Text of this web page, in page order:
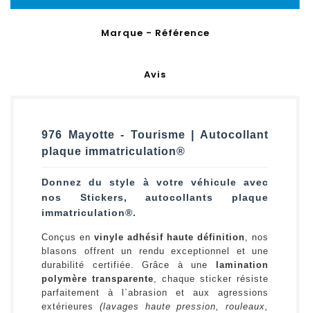
Marque - Référence
Avis
976 Mayotte - Tourisme | Autocollant
plaque immatriculation®
Donnez du style à votre véhicule avec
nos Stickers, autocollants plaque
immatriculation®.
Conçus en vinyle adhésif haute définition, nos
blasons offrent un rendu exceptionnel et une
durabilité certifiée. Grâce à une
lamination
polymère transparente, chaque sticker résiste
parfaitement à l`abrasion et aux agressions
extérieures (lavages haute pression, rouleaux,